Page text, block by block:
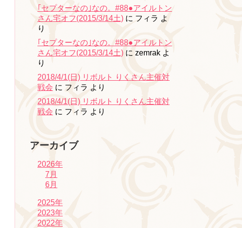
｢セプターなの｣なの。#88●アイルトン
さん宅オフ(2015/3/14土) に フィラ よ
り
｢セプターなの｣なの。#88●アイルトン
さん宅オフ(2015/3/14土) に zemrak よ
り
2018/4/1(日) リボルト りくさん主催対
戦会 に フィラ より
2018/4/1(日) リボルト りくさん主催対
戦会 に フィラ より
アーカイブ
2026年
7月
6月
2025年
2023年
2022年